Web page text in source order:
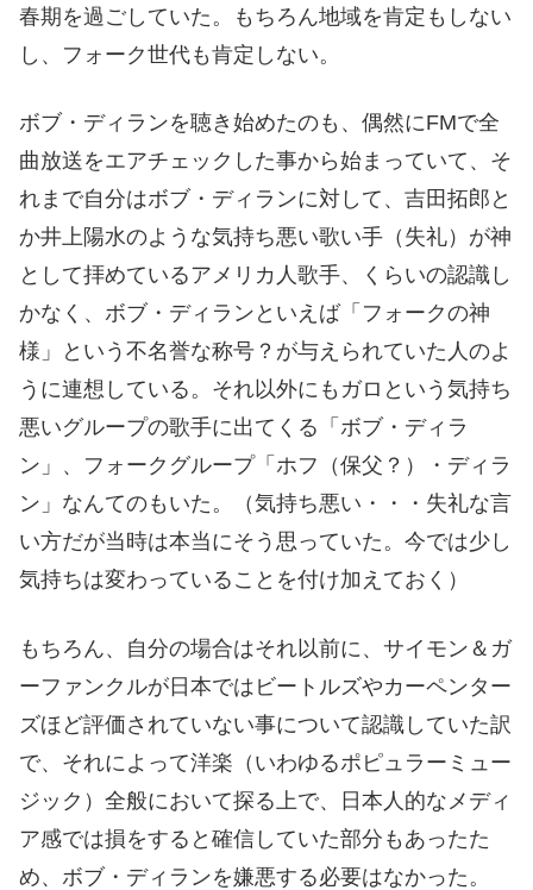
春期を過ごしていた。もちろん地域を肯定もしない
し、フォーク世代も肯定しない。
ボブ・ディランを聴き始めたのも、偶然にFMで全
曲放送をエアチェックした事から始まっていて、そ
れまで自分はボブ・ディランに対して、吉田拓郎と
か井上陽水のような気持ち悪い歌い手（失礼）が神
として拝めているアメリカ人歌手、くらいの認識し
かなく、ボブ・ディランといえば「フォークの神
様」という不名誉な称号？が与えられていた人のよ
うに連想している。それ以外にもガロという気持ち
悪いグループの歌手に出てくる「ボブ・ディラ
ン」、フォークグループ「ホフ（保父？）・ディラ
ン」なんてのもいた。（気持ち悪い・・・失礼な言
い方だが当時は本当にそう思っていた。今では少し
気持ちは変わっていることを付け加えておく）
もちろん、自分の場合はそれ以前に、サイモン＆ガ
ーファンクルが日本ではビートルズやカーペンター
ズほど評価されていない事について認識していた訳
で、それによって洋楽（いわゆるポピュラーミュー
ジック）全般において探る上で、日本人的なメディ
ア感では損をすると確信していた部分もあったた
め、ボブ・ディランを嫌悪する必要はなかった。